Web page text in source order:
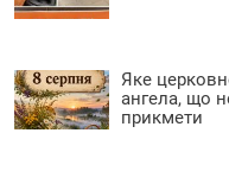
Яке
ангела, що
прикмети